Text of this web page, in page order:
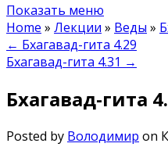
Показать меню
Home » Лекции » Веды »
← Бхагавад-гита 4.29
Бхагавад-гита 4.31 →
Бхагавад-гита
Posted by Володимир on